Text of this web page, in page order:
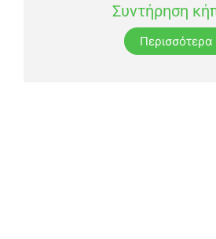
Συντήρηση
Περισσότερα